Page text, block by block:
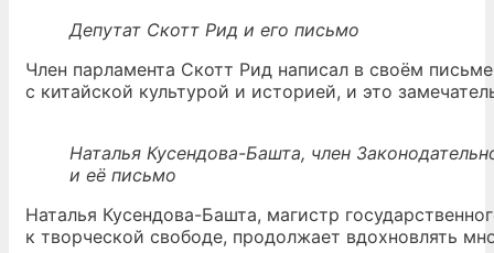
Депутат Скотт Рид и его письмо
Член парламента Скотт Рид написал в своём
с китайской культурой и историей, и это
Наталья Кусендова-Башта, член
и её письмо
Наталья Кусендова-Башта, магистр
к творческой свободе, продолжает вдохновлять